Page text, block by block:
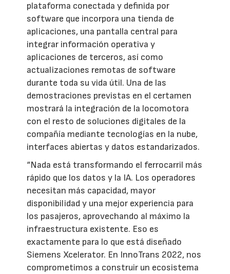
plataforma conectada y definida por
software que incorpora una tienda de
aplicaciones, una pantalla central para
integrar información operativa y
aplicaciones de terceros, así como
actualizaciones remotas de software
durante toda su vida útil. Una de las
demostraciones previstas en el certamen
mostrará la integración de la locomotora
con el resto de soluciones digitales de la
compañía mediante tecnologías en la nube,
interfaces abiertas y datos estandarizados.
“Nada está transformando el ferrocarril más
rápido que los datos y la IA. Los operadores
necesitan más capacidad, mayor
disponibilidad y una mejor experiencia para
los pasajeros, aprovechando al máximo la
infraestructura existente. Eso es
exactamente para lo que está diseñado
Siemens Xcelerator. En InnoTrans 2022, nos
comprometimos a construir un ecosistema